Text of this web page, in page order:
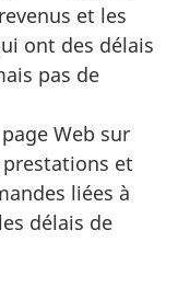
et les
ont des délais
pas de
Web sur
et
liées à
délais de